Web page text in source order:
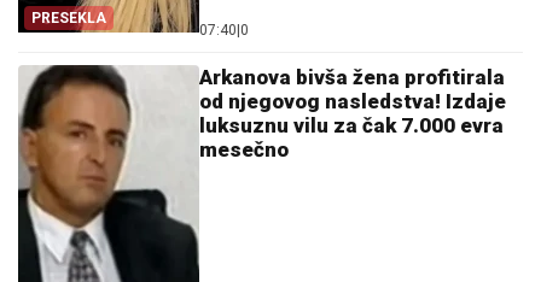
PRESEKLA
07:40|0
Arkanova bivša žena profitirala
od njegovog nasledstva! Izdaje
luksuznu vilu za čak 7.000 evra
mesečno